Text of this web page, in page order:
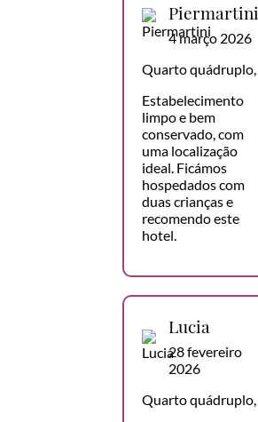
Piermartini
4 março 2026
Quarto quádruplo,
Estabelecimento
limpo e bem
conservado, com
uma localização
ideal. Ficámos
hospedados com
duas crianças e
recomendo este
hotel.
Lucia
28 fevereiro
2026
Quarto quádruplo,